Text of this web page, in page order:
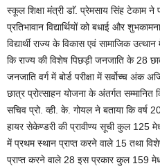
स्कूल शिक्षा मंत्री डाॅ. प्रेमसाय सिंह टेकाम ने
प्रतिभावान विद्यार्थियों को बधाई और
विद्यार्थी राज्य के विकास एवं सामाजिक
कि राज्य की विशेष पिछड़ी जनजाति के 28
जनजाति वर्ग में बोर्ड परीक्षा में सर्वोच्च अंक
छात्र प्रोत्साहन योजना के अंतर्गत सम्मानित
सचिव प्रो. व्ही. के. गोयल ने बताया कि
हायर सेकेण्डरी की प्रावीण्य सूची कुल 125
में प्रथम स्थान प्राप्त करने वाले 15 तथा
प्राप्त करने वाले 28 इस प्रकार कुल 159